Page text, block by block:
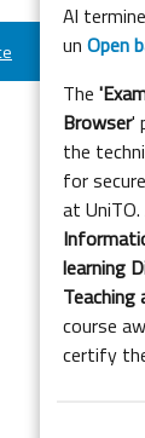
Al
unOpen
The
Browser'
the
for
at
learning
Teaching
course
certify